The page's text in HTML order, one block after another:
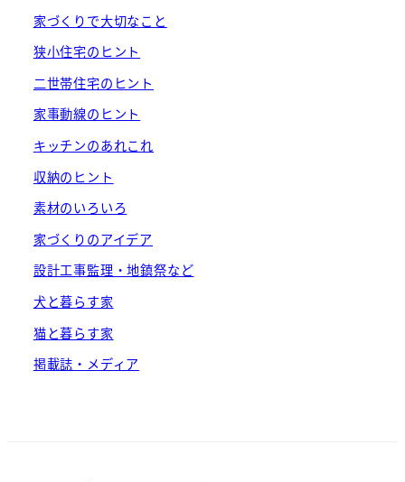
家づくりで大切なこと
狭小住宅のヒント
二世帯住宅のヒント
家事動線のヒント
キッチンのあれこれ
収納のヒント
素材のいろいろ
家づくりのアイデア
設計工事監理・地鎮祭など
犬と暮らす家
猫と暮らす家
掲載誌・メディア